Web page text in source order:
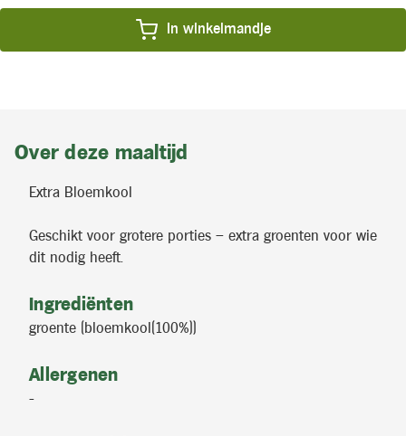
In winkelmandje
Over deze maaltijd
Extra Bloemkool
Geschikt voor grotere porties – extra groenten voor wie
dit nodig heeft.
Ingrediënten
groente (bloemkool(100%))
Allergenen
-